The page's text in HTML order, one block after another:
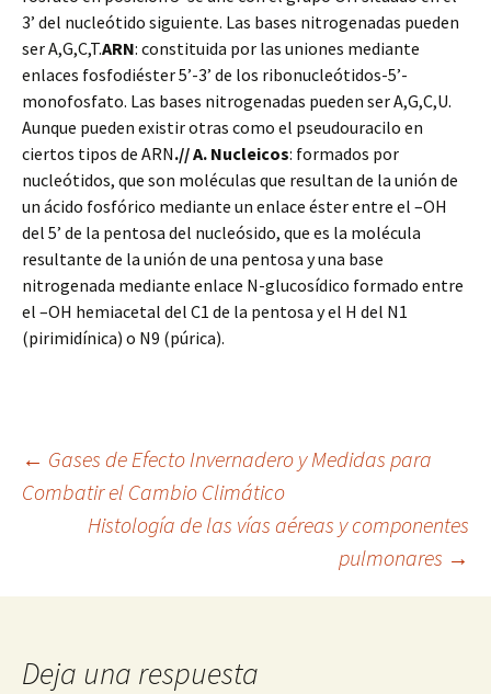
3’ del nucleótido siguiente. Las bases nitrogenadas pueden
ser A,G,C,T.ARN: constituida por las uniones mediante
enlaces fosfodiéster 5’-3’ de los ribonucleótidos-5’-
monofosfato. Las bases nitrogenadas pueden ser A,G,C,U.
Aunque pueden existir otras como el pseudouracilo en
ciertos tipos de ARN.// A. Nucleicos: formados por
nucleótidos, que son moléculas que resultan de la unión de
un ácido fosfórico mediante un enlace éster entre el –OH
del 5’ de la pentosa del nucleósido, que es la molécula
resultante de la unión de una pentosa y una base
nitrogenada mediante enlace N-glucosídico formado entre
el –OH hemiacetal del C1 de la pentosa y el H del N1
(pirimidínica) o N9 (púrica).
Navegación
entradas
← Gases de Efecto Invernadero y Medidas para
Combatir el Cambio Climático
Histología de las vías aéreas y componentes
pulmonares →
Deja una respuesta